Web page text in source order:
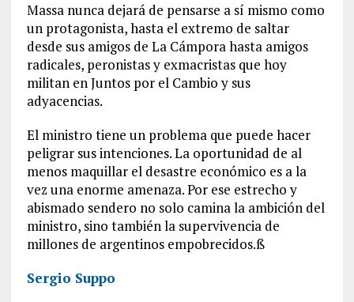
Massa nunca dejará de pensarse a sí mismo como
un protagonista, hasta el extremo de saltar
desde sus amigos de La Cámpora hasta amigos
radicales, peronistas y exmacristas que hoy
militan en Juntos por el Cambio y sus
adyacencias.
El ministro tiene un problema que puede hacer
peligrar sus intenciones. La oportunidad de al
menos maquillar el desastre económico es a la
vez una enorme amenaza. Por ese estrecho y
abismado sendero no solo camina la ambición del
ministro, sino también la supervivencia de
millones de argentinos empobrecidos.ß
Sergio Suppo